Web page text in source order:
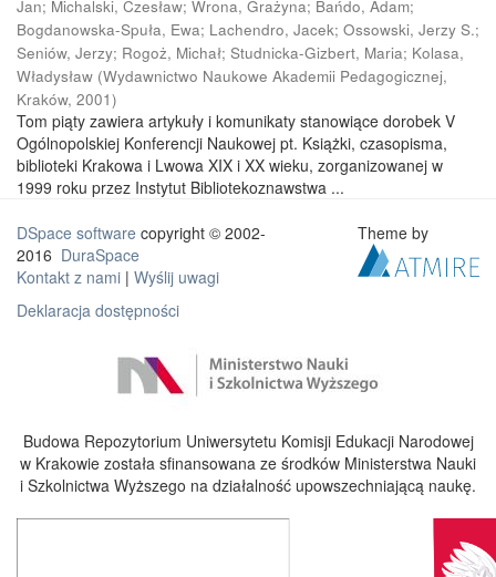
Jan; Michalski, Czesław; Wrona, Grażyna; Bańdo, Adam;
Bogdanowska-Spuła, Ewa; Lachendro, Jacek; Ossowski, Jerzy S.;
Seniów, Jerzy; Rogoż, Michał; Studnicka-Gizbert, Maria; Kolasa,
Władysław (Wydawnictwo Naukowe Akademii Pedagogicznej,
Kraków, 2001)
Tom piąty zawiera artykuły i komunikaty stanowiące dorobek V
Ogólnopolskiej Konferencji Naukowej pt. Książki, czasopisma,
biblioteki Krakowa i Lwowa XIX i XX wieku, zorganizowanej w
1999 roku przez Instytut Bibliotekoznawstwa ...
DSpace software copyright © 2002-
2016 DuraSpace
Kontakt z nami | Wyślij uwagi
Deklaracja dostępności
Theme by
Budowa Repozytorium Uniwersytetu Komisji Edukacji Narodowej
w Krakowie została sfinansowana ze środków Ministerstwa Nauki
i Szkolnictwa Wyższego na działalność upowszechniającą naukę.